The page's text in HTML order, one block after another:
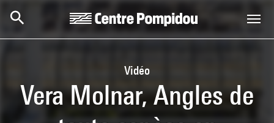
Vidéo
Vera Molnar, Angles de